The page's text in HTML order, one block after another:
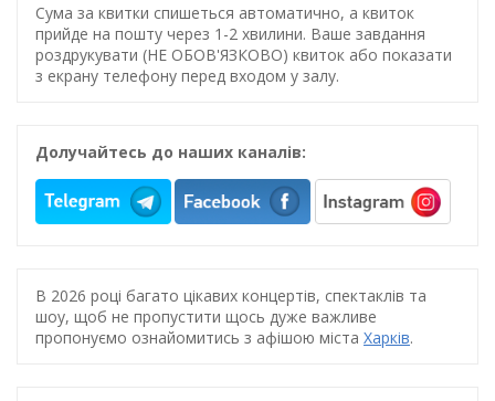
Сума за квитки спишеться автоматично, а квиток
прийде на пошту через 1-2 хвилини. Ваше завдання
роздрукувати (НЕ ОБОВ'ЯЗКОВО) квиток або показати
з екрану телефону перед входом у залу.
Долучайтесь до наших каналів:
В 2026 році багато цікавих концертів, спектаклів та
шоу, щоб не пропустити щось дуже важливе
пропонуємо ознайомитись з афішою міста Харків.